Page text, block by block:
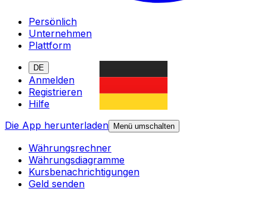
Persönlich
Unternehmen
Plattform
DE
Anmelden
Registrieren
Hilfe
Die App herunterladen
Menü umschalten
Währungsrechner
Währungsdiagramme
Kursbenachrichtigungen
Geld senden